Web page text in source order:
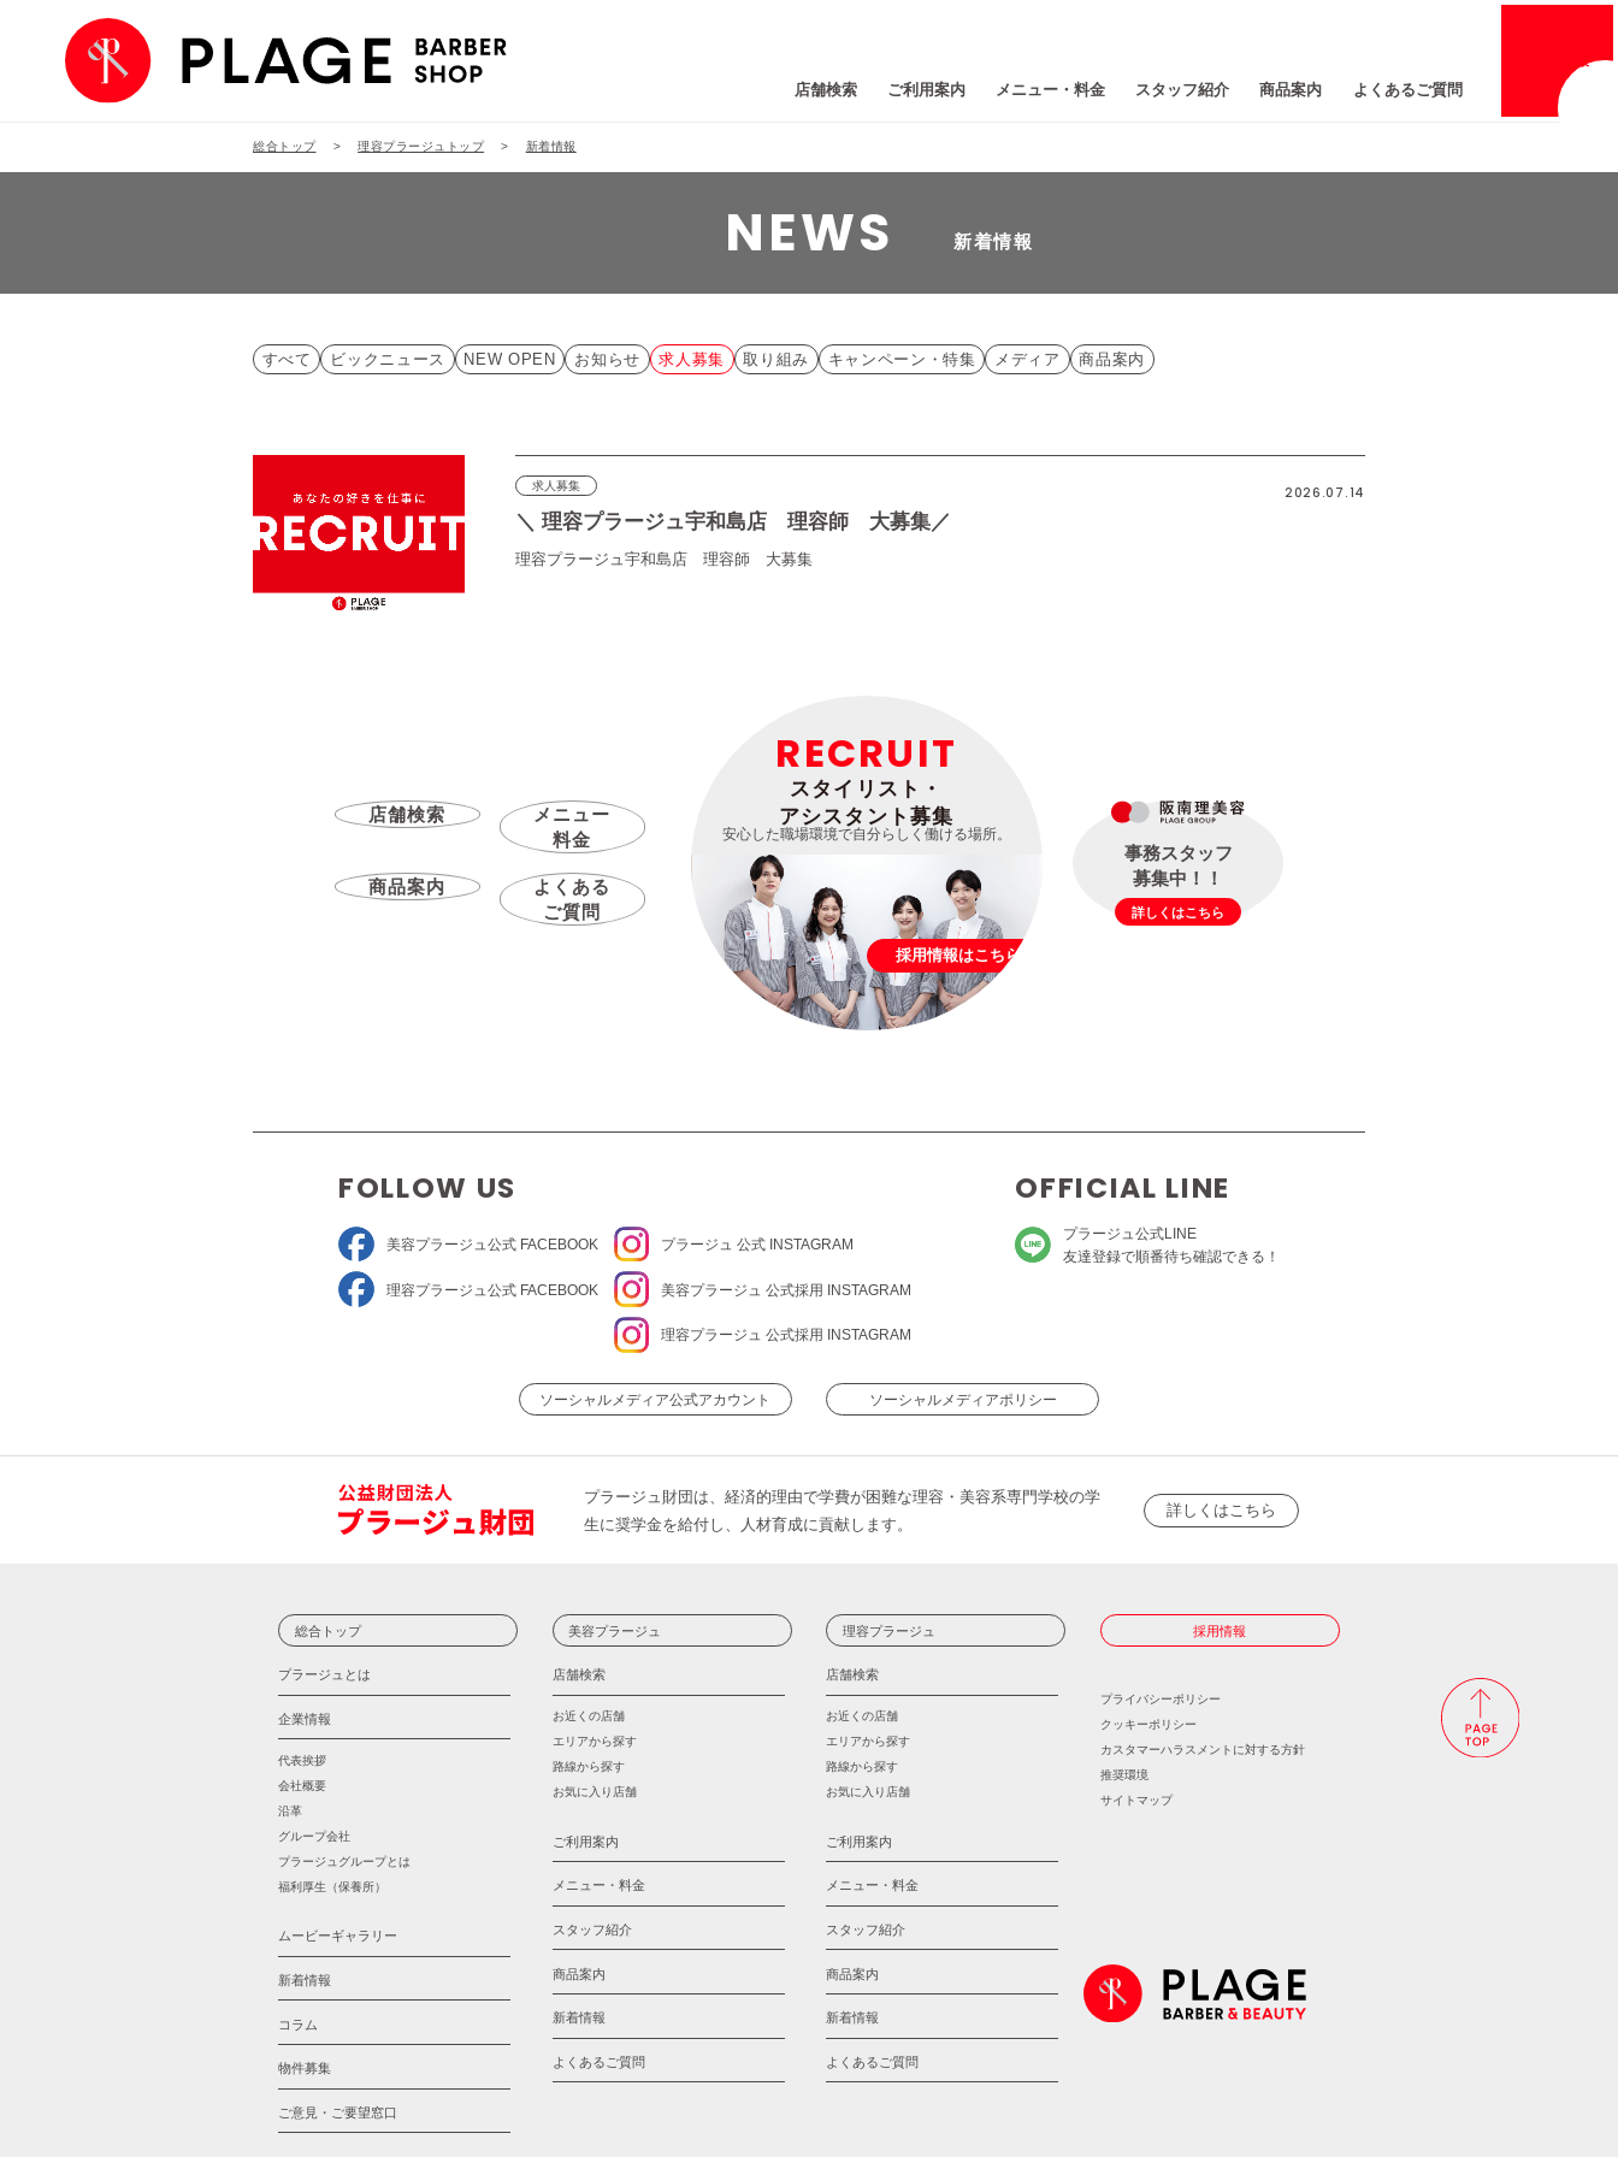
情報
店舗検索 ご利用案内 メニュー・料金 スタッフ紹介 商品案内 よくあるご質問
総合トップ 理容プラージュトップ 新着情報
NEWS 新着情報
すべて ビックニュース NEW OPEN お知らせ 求人募集 取り組み キャンペーン・特集 メディア 商品案内
求人募集 2026.07.14
＼ 理容プラージュ宇和島店 理容師 大募集／
理容プラージュ宇和島店 理容師 大募集
店舗検索
メニュー
料金
商品案内
よくある
ご質問
RECRUIT
スタイリスト・
アシスタント募集
安心した職場環境で自分らしく働ける場所。
採用情報はこちら
事務スタッフ
募集中！！
詳しくはこちら
FOLLOW US
美容プラージュ 公式 FACEBOOK
理容プラージュ 公式 FACEBOOK
プラージュ公式 INSTAGRAM
美容プラージュ 公式採用 INSTAGRAM
理容プラージュ 公式採用 INSTAGRAM
OFFICIAL LINE
プラージュ公式LINE
友達登録で順番待ち確認できる！
ソーシャルメディア公式アカウント ソーシャルメディアポリシー
プラージュ財団は、経済的理由で学費が困難な理容・美容系専門学校の学
生に奨学金を給付し、人材育成に貢献します。
詳しくはこちら
総合トップ
プラージュとは
企業情報
代表挨拶
会社概要
沿革
グループ会社
プラージュグループとは
福利厚生（保養所）
ムービーギャラリー
新着情報
コラム
物件募集
ご意見・ご要望窓口
美容プラージュ
店舗検索
お近くの店舗
エリアから探す
路線から探す
お気に入り店舗
ご利用案内
メニュー・料金
スタッフ紹介
商品案内
新着情報
よくあるご質問
理容プラージュ
店舗検索
お近くの店舗
エリアから探す
路線から探す
お気に入り店舗
ご利用案内
メニュー・料金
スタッフ紹介
商品案内
新着情報
よくあるご質問
採用情報
プライバシーポリシー
クッキーポリシー
カスタマーハラスメントに対する方針
推奨環境
サイトマップ